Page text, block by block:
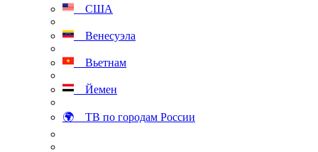
США
Венесуэла
Вьетнам
Йемен
🌍 ТВ по городам России